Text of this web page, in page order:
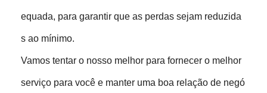
equada, para garantir que as perdas sejam reduzida
s ao mínimo.
Vamos tentar o nosso melhor para fornecer o melhor
serviço para você e manter uma boa relação de negó